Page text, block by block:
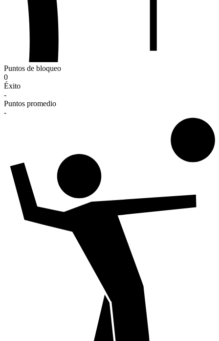
Puntos de bloqueo
0
Éxito
-
Puntos promedio
-